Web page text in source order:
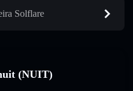
Solflare
(NUIT)